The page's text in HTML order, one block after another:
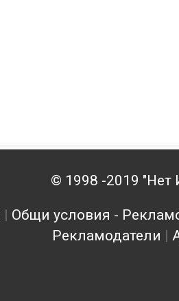
© 1998 -2019 "Нет
| Общи условия -
Рекламодатели |